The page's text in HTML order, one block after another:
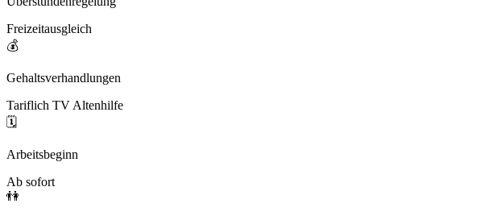
Freizeitausgleich
💰
Gehaltsverhandlungen
Tariflich TV Altenhilfe
🗓️
Arbeitsbeginn
Ab sofort
👫